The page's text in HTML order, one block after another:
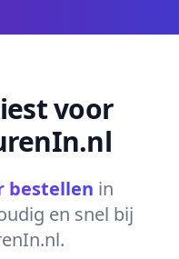
voor
bestellen in
en snel bij